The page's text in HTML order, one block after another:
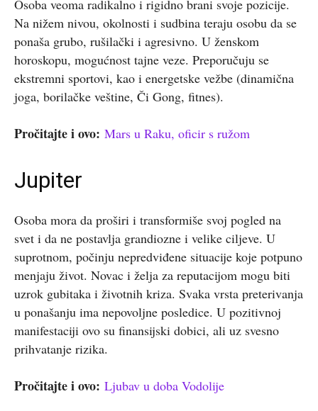
Osoba veoma radikalno i rigidno brani svoje pozicije.
Na nižem nivou, okolnosti i sudbina teraju osobu da se
ponaša grubo, rušilački i agresivno. U ženskom
horoskopu, mogućnost tajne veze. Preporučuju se
ekstremni sportovi, kao i energetske vežbe (dinamična
joga, borilačke veštine, Či Gong, fitnes).
Pročitajte i ovo: Mars u Raku, oficir s ružom
Jupiter
Osoba mora da proširi i transformiše svoj pogled na
svet i da ne postavlja grandiozne i velike ciljeve. U
suprotnom, počinju nepredviđene situacije koje potpuno
menjaju život. Novac i želja za reputacijom mogu biti
uzrok gubitaka i životnih kriza. Svaka vrsta preterivanja
u ponašanju ima nepovoljne posledice. U pozitivnoj
manifestaciji ovo su finansijski dobici, ali uz svesno
prihvatanje rizika.
Pročitajte i ovo: Ljubav u doba Vodolije